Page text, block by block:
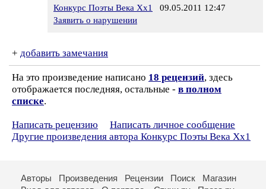
Конкурс Поэты Века Хх1
09.05.2011 12:47
Заявить о нарушении
+ добавить замечания
На это произведение написано 18 рецензий, здесь
отображается последняя, остальные - в полном
списке.
Написать рецензию
Написать личное сообщение
Другие произведения автора Конкурс Поэты Века Хх1
Авторы Произведения Рецензии Поиск
Магазин